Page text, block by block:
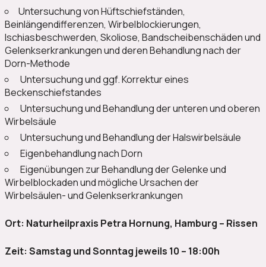
Untersuchung von Hüftschiefständen,
Beinlängendifferenzen, Wirbelblockierungen,
Ischiasbeschwerden, Skoliose, Bandscheibenschäden und
Gelenkserkrankungen und deren Behandlung nach der
Dorn-Methode
Untersuchung und ggf. Korrektur eines
Beckenschiefstandes
Untersuchung und Behandlung der unteren und oberen
Wirbelsäule
Untersuchung und Behandlung der Halswirbelsäule
Eigenbehandlung nach Dorn
Eigenübungen zur Behandlung der Gelenke und
Wirbelblockaden und mögliche Ursachen der
Wirbelsäulen- und Gelenkserkrankungen
Ort: Naturheilpraxis Petra Hornung, Hamburg – Rissen
Zeit: Samstag und Sonntag jeweils 10 – 18:00h